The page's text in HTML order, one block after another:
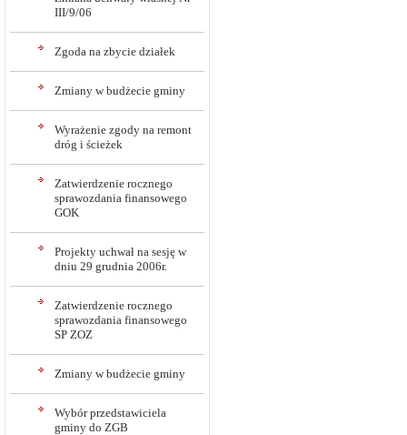
III/9/06
Zgoda na zbycie działek
Zmiany w budżecie gminy
Wyrażenie zgody na remont
dróg i ścieżek
Zatwierdzenie rocznego
sprawozdania finansowego
GOK
Projekty uchwał na sesję w
dniu 29 grudnia 2006r.
Zatwierdzenie rocznego
sprawozdania finansowego
SP ZOZ
Zmiany w budżecie gminy
Wybór przedstawiciela
gminy do ZGB